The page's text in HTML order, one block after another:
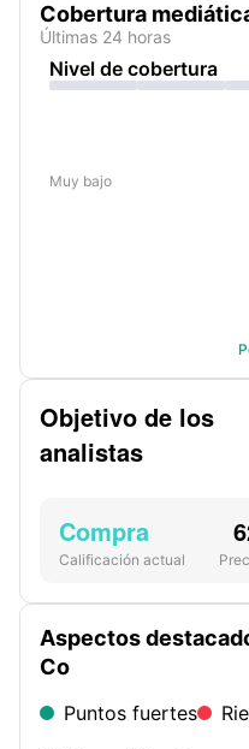
Cobertura
Últimas 24 horas
Nivel de cobertura
Muy bajo
Aspectos
Co
Puntos fuertes
Objetivo de los
analistas
Compra
Calificación actual